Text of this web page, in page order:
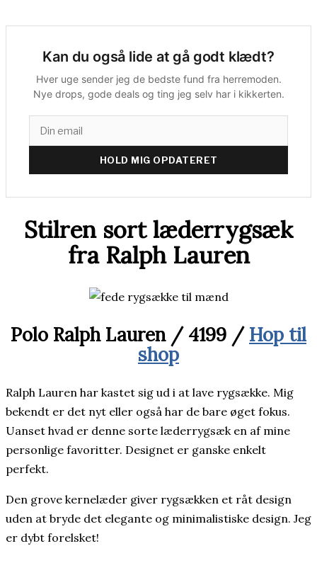
Kan du også lide at gå godt klædt?
Hver uge sender jeg de bedste fund fra herremoden.
Nye drops, gode deals og ting jeg selv har i kikkerten.
HOLD MIG OPDATERET
Stilren sort læderrygsæk
fra Ralph Lauren
Polo Ralph Lauren / 4199 / Hop til
shop
Ralph Lauren har kastet sig ud i at lave rygsække. Mig
bekendt er det nyt eller også har de bare øget fokus.
Uanset hvad er denne sorte læderrygsæk en af mine
personlige favoritter. Designet er ganske enkelt
perfekt.
Den grove kernelæder giver rygsækken et råt design
uden at bryde det elegante og minimalistiske design. Jeg
er dybt forelsket!